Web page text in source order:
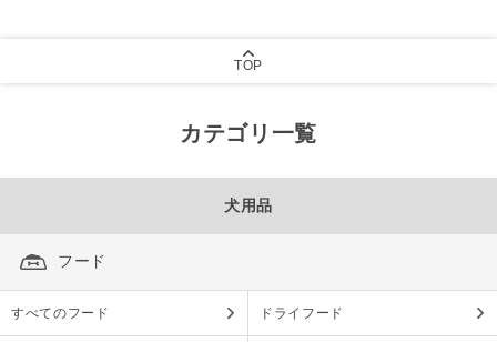
TOP
カテゴリ一覧
犬用品
フード
すべてのフード ドライフード